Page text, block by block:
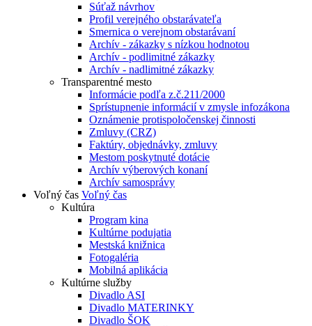
Súťaž návrhov
Profil verejného obstarávateľa
Smernica o verejnom obstarávaní
Archív - zákazky s nízkou hodnotou
Archív - podlimitné zákazky
Archív - nadlimitné zákazky
Transparentné mesto
Informácie podľa z.č.211/2000
Sprístupnenie informácií v zmysle infozákona
Oznámenie protispoločenskej činnosti
Zmluvy (CRZ)
Faktúry, objednávky, zmluvy
Mestom poskytnuté dotácie
Archív výberových konaní
Archív samosprávy
Voľný čas Voľný čas
Kultúra
Program kina
Kultúrne podujatia
Mestská knižnica
Fotogaléria
Mobilná aplikácia
Kultúrne služby
Divadlo ASI
Divadlo MATERINKY
Divadlo ŠOK